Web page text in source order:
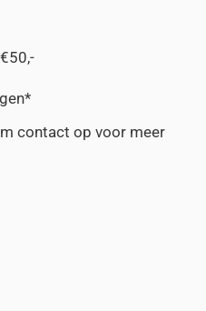
contact op voor meer